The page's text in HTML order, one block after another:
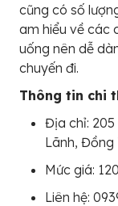
cũng có số
am hiểu về các
uống nên dễ
chuyến đi.
Thông tin chi
Địa chỉ: 205
Lãnh, Đồng
Mức giá:
Liên hệ: